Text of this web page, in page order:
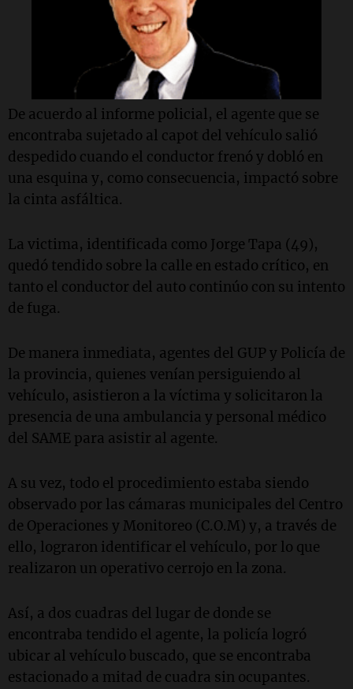
De acuerdo al informe policial, el agente que se
encontraba sujetado al capot del vehículo salió
despedido cuando el conductor frenó y dobló en
una esquina y, como consecuencia, impactó sobre
la cinta asfáltica.
La victima, identificada como Jorge Tapa (49),
quedó tendido sobre la calle en estado crítico, en
tanto el conductor del auto continúo con su intento
de fuga.
De manera inmediata, agentes del GUP y Policía de
la provincia, quienes venían persiguiendo al
vehículo, asistieron a la víctima y solicitaron la
presencia de una ambulancia y personal médico
del SAME para asistir al agente.
A su vez, todo el procedimiento estaba siendo
observado por las cámaras municipales del Centro
de Operaciones y Monitoreo (C.O.M) y, a través de
ello, lograron identificar el vehículo, por lo que
realizaron un operativo cerrojo en la zona.
Así, a dos cuadras del lugar de donde se
encontraba tendido el agente, la policía logró
ubicar al vehículo buscado, que se encontraba
estacionado a mitad de cuadra sin ocupantes.